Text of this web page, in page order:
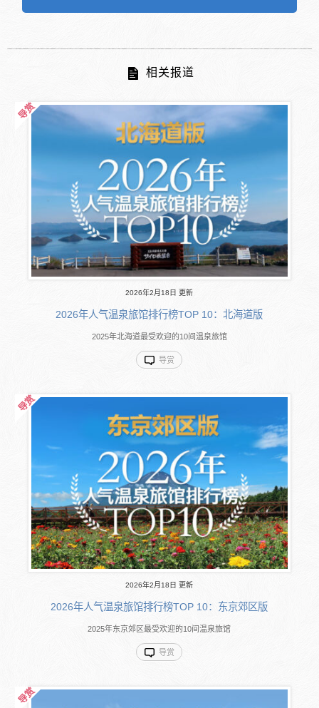
相关报道
2026年2月18日 更新
2026年人气温泉旅馆排行榜TOP 10：北海道版
2025年北海道最受欢迎的10间温泉旅馆
导赏
2026年2月18日 更新
2026年人气温泉旅馆排行榜TOP 10：东京郊区版
2025年东京郊区最受欢迎的10间温泉旅馆
导赏